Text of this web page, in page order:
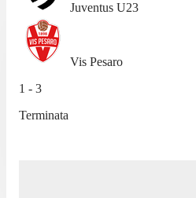
Juventus U23
Vis Pesaro
1 - 3
Terminata